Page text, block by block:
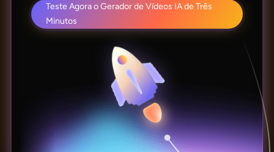
Teste Agora o Gerador de Vídeos IA de Três
Minutos